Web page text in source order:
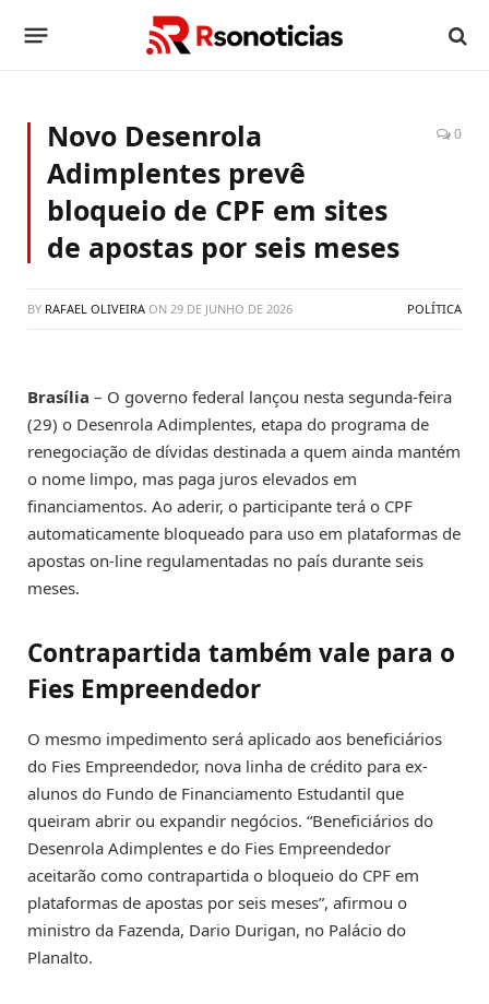
Novo Desenrola
Adimplentes prevê
bloqueio de CPF em sites
de apostas por seis meses
0
BY RAFAEL OLIVEIRA ON 29 DE JUNHO DE 2026 POLÍTICA
Brasília – O governo federal lançou nesta segunda-feira
(29) o Desenrola Adimplentes, etapa do programa de
renegociação de dívidas destinada a quem ainda mantém
o nome limpo, mas paga juros elevados em
financiamentos. Ao aderir, o participante terá o CPF
automaticamente bloqueado para uso em plataformas de
apostas on-line regulamentadas no país durante seis
meses.
Contrapartida também vale para o
Fies Empreendedor
O mesmo impedimento será aplicado aos beneficiários
do Fies Empreendedor, nova linha de crédito para ex-
alunos do Fundo de Financiamento Estudantil que
queiram abrir ou expandir negócios. “Beneficiários do
Desenrola Adimplentes e do Fies Empreendedor
aceitarão como contrapartida o bloqueio do CPF em
plataformas de apostas por seis meses”, afirmou o
ministro da Fazenda, Dario Durigan, no Palácio do
Planalto.